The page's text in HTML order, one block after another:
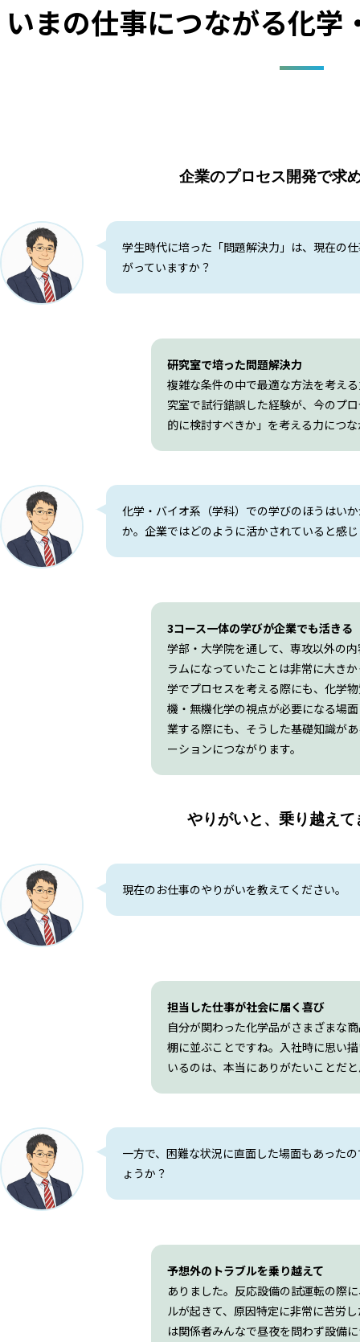
いまの仕事につながる化学
企業のプロセス開発で求
学生時代に培った「問題解決力」は、現在の
がっていますか？
研究室で培った問題解決力
複雑な条件の中で最適な方法を考え
究室で試行錯誤した経験が、今のプ
的に検討すべきか」を考える力につ
化学・バイオ系（学科）での学びのほうはい
か。企業ではどのように活かされていると感
3コース一体の学びが企業でも活きる
学部・大学院を通して、専攻以外の
ラムになっていたことは非常に大き
学でプロセスを考える際にも、化学
機・無機化学の視点が必要になる場
業する際にも、そうした基礎知識が
ーションにつながります。
やりがいと、乗り越えて
現在のお仕事のやりがいを教えてください。
担当した仕事が社会に届く喜び
自分が関わった化学品がさまざまな
棚に並ぶことですね。入社時に思い
いるのは、本当にありがたいことだ
一方で、困難な状況に直面した場面もあった
ょうか？
予想外のトラブルを乗り越えて
ありました。反応設備の試運転の際
ルが起きて、原因特定に非常に苦労
は関係者みんなで昼夜を問わず設備